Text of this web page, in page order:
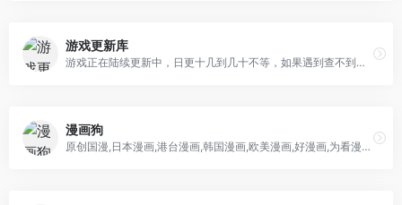
游戏更新库
游戏正在陆续更新中，日更十几到几十不等，如果遇到查不到的游戏，可以公众号留言，看到后将马上为您添加上。小站承诺：所有资源直接下载，永久免费、不设VIP、无付费墙！免注册、免登录，解压点开即玩，拒绝繁琐步骤！
漫画狗
原创国漫,日本漫画,港台漫画,韩国漫画,欧美漫画,好漫画,为看漫画的人而生。